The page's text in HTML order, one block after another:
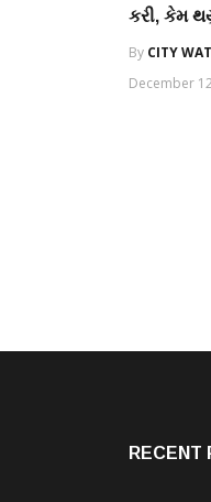
કરી, કેમ
By CITY
December
RECENT